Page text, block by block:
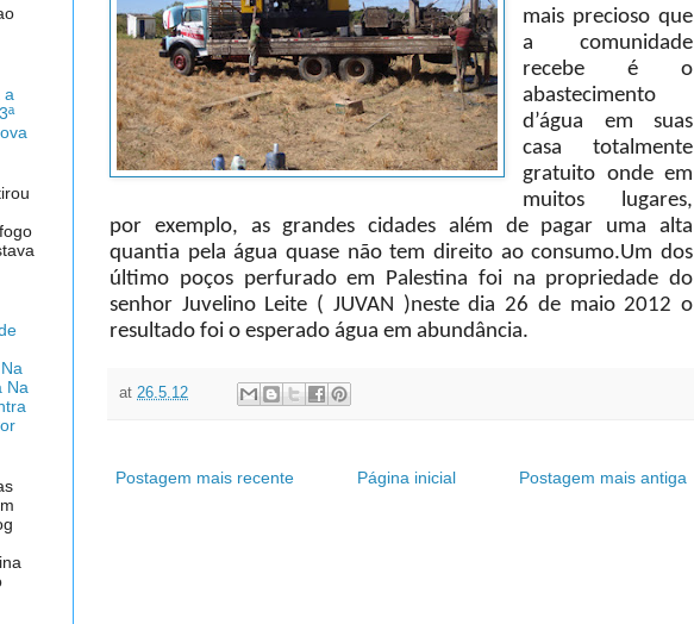
mais precioso que
a comunidade
recebe é o
abastecimento
d’água em suas
casa totalmente
gratuito onde em
muitos lugares,
por exemplo, as grandes cidades além de pagar uma alta
quantia pela água quase não tem direito ao consumo.Um dos
último poços perfurado em Palestina foi na propriedade do
senhor Juvelino Leite ( JUVAN )neste dia 26 de maio 2012 o
resultado foi o esperado água em abundância.
at 26.5.12
Postagem mais recente Postagem mais antiga
Página inicial
a
Na